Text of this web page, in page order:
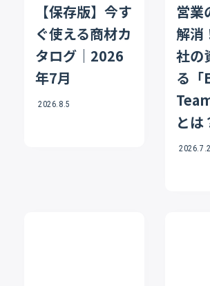
【保存版】今す
ぐ使える商材カ
タログ｜2026
年7月
2026.8.5
営業
解消
社の
る
とは